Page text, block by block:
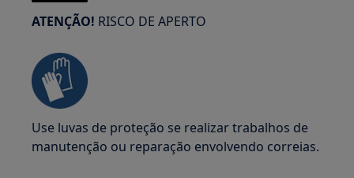
ATENÇÃO! RISCO DE APERTO
Use luvas de proteção se realizar trabalhos de
manutenção ou reparação envolvendo correias.